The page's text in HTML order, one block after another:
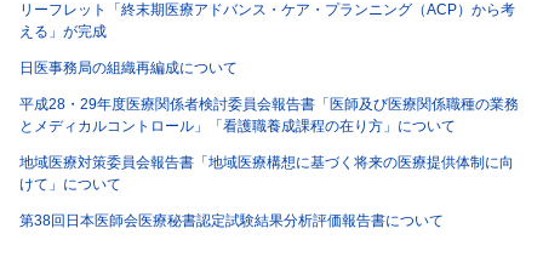
リーフレット「終末期医療アドバンス・ケア・プランニング（ACP）から考
える」が完成
日医事務局の組織再編成について
平成28・29年度医療関係者検討委員会報告書「医師及び医療関係職種の業務
とメディカルコントロール」「看護職養成課程の在り方」について
地域医療対策委員会報告書「地域医療構想に基づく将来の医療提供体制に向
けて」について
第38回日本医師会医療秘書認定試験結果分析評価報告書について